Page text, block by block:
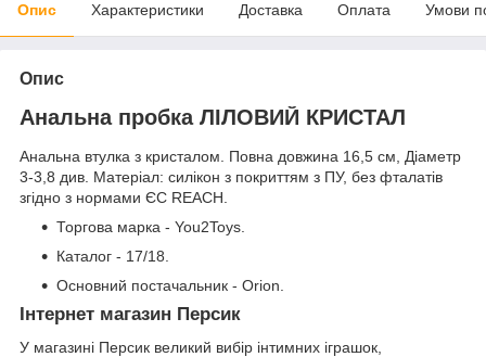
Опис Характеристики Доставка Оплата Умови
Опис
Анальна пробка ЛІЛОВИЙ КРИСТАЛ
Анальна втулка з кристалом. Повна довжина 16,5 см, Діаметр
3-3,8 див. Матеріал: силікон з покриттям з ПУ, без фталатів
згідно з нормами ЄС REACH.
Торгова марка - You2Toys.
Каталог - 17/18.
Основний постачальник - Orion.
Інтернет магазин Персик
У магазині Персик великий вибір інтимних іграшок,